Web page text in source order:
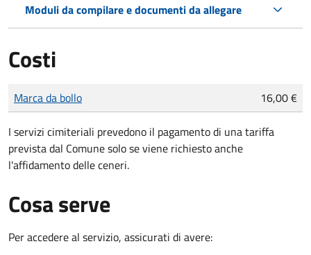
Moduli da compilare e documenti da allegare
Costi
Tipo di pagamento
Importo
Marca da bollo 16,00 €
I servizi cimiteriali prevedono il pagamento di una tariffa
prevista dal Comune solo se viene richiesto anche
l'affidamento delle ceneri.
Cosa serve
Per accedere al servizio, assicurati di avere: